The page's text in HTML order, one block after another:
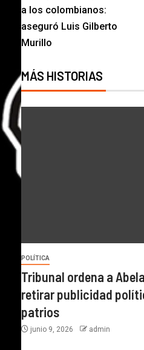
a los colombianos:
aseguró Luis Gilberto
Murillo
MÁS HISTORIAS
POLÍTICA
Tribunal ordena a
retirar publicidad
patrios
junio 9, 2026 admin